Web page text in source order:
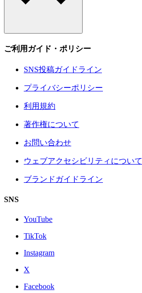
ご利用ガイド・ポリシー
SNS投稿ガイドライン
プライバシーポリシー
利用規約
著作権について
お問い合わせ
ウェブアクセシビリティについて
ブランドガイドライン
SNS
YouTube
TikTok
Instagram
X
Facebook